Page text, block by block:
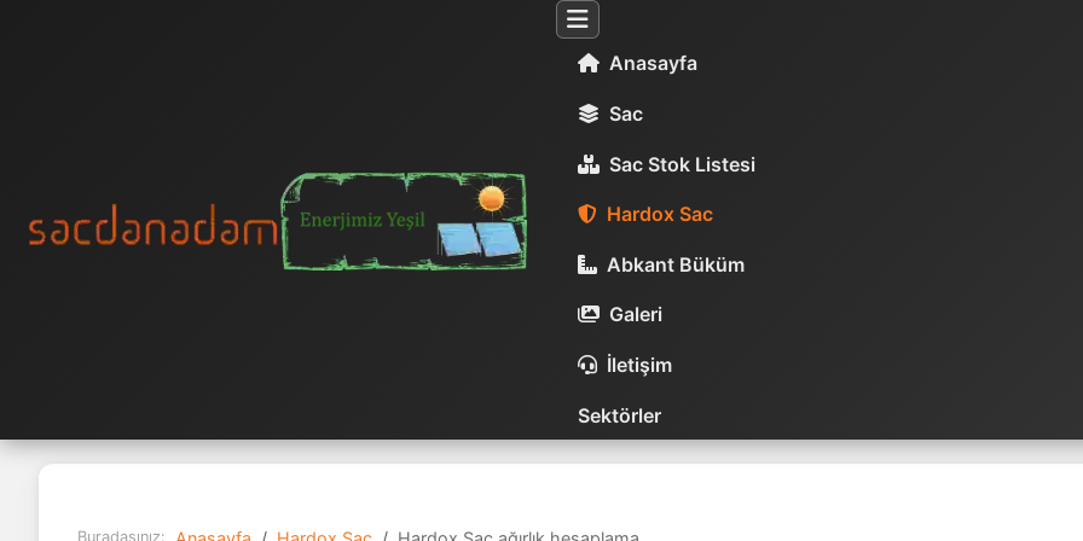
Anasayfa
Sac
Sac Stok Listesi
Hardox Sac
Abkant Büküm
Galeri
İletişim
Sektörler
Buradasınız: